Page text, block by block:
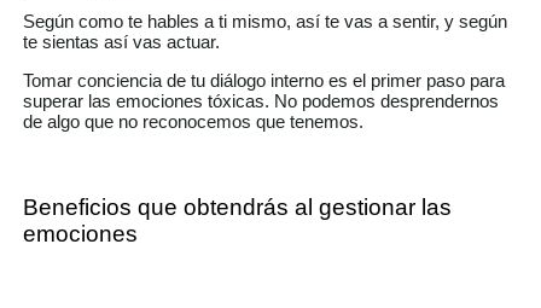
Según como te hables a ti mismo, así te vas a sentir, y según
te sientas así vas actuar.
Tomar conciencia de tu diálogo interno es el primer paso para
superar las emociones tóxicas. No podemos desprendernos
de algo que no reconocemos que tenemos.
Beneficios que obtendrás al gestionar las
emociones